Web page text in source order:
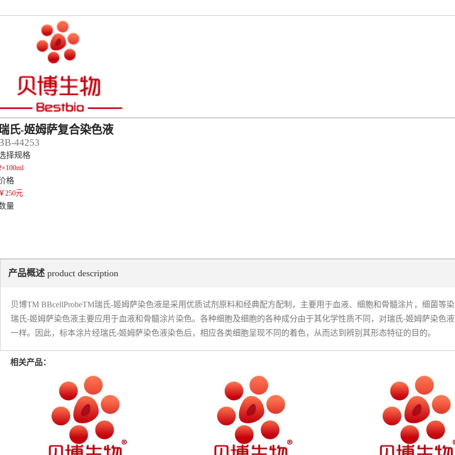
氏-姬姆萨复合染色液
44253
择规格
格
250元
量
产品概述 product description
贝博TM BBcellProbeTM瑞氏-姬姆萨染色液是采用优质试剂原料和经典配方配制，主要用于血液、细胞和骨髓涂片，细菌等染
瑞氏-姬姆萨染色液主要应用于血液和骨髓涂片染色。各种细胞及细胞的各种成分由于其化学性质不同，对瑞氏-姬姆萨染色
一样。因此，标本涂片经瑞氏-姬姆萨染色液染色后，相应各类细胞呈现不同的着色，从而达到辨别其形态特征的目的。
相关产品：